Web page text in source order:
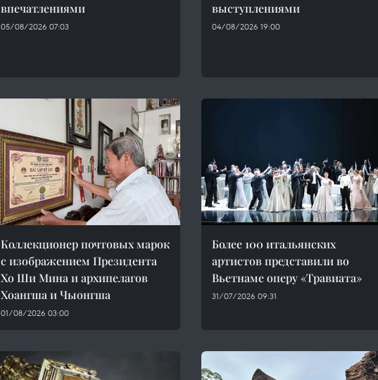
впечатлениями
05/08/2026 07:03
выступлениями
04/08/2026 19:00
Коллекционер почтовых марок
с изображением Президента
Хо Ши Мина и архипелагов
Хоангша и Чыонгша
01/08/2026 03:00
Более 100 итальянских
артистов представили во
Вьетнаме оперу «Травиата»
31/07/2026 09:31